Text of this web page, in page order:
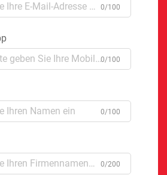
0/100
0/100
0/100
0/200